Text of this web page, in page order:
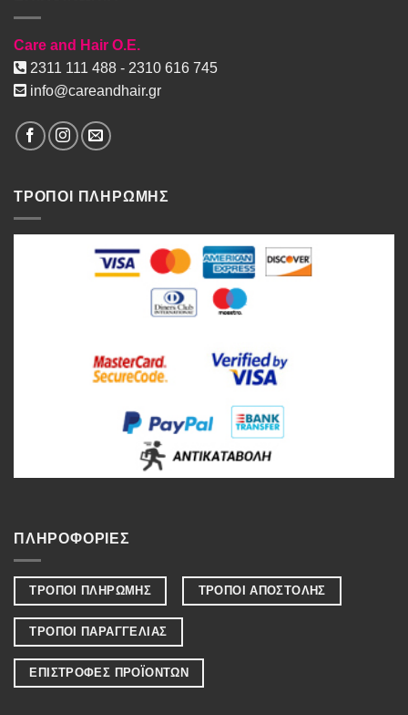
Care and Hair O.E.
2311 111 488 - 2310 616 745
info@careandhair.gr
ΤΡΟΠΟΙ ΠΛΗΡΩΜΗΣ
ΠΛΗΡΟΦΟΡΙΕΣ
ΤΡΟΠΟΙ ΠΛΗΡΩΜΗΣ ΤΡΟΠΟΙ ΑΠΟΣΤΟΛΗΣ
ΤΡΟΠΟΙ ΠΑΡΑΓΓΕΛΙΑΣ
ΕΠΙΣΤΡΟΦΕΣ ΠΡΟΪΟΝΤΩΝ